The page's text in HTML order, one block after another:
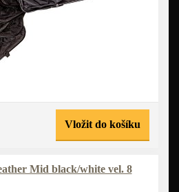
Vložit do košíku
Mid black/white vel. 8